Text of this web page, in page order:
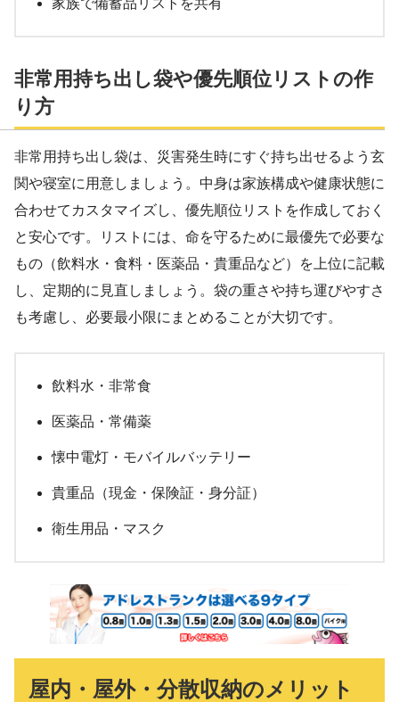
家族で備蓄品リストを共有
非常用持ち出し袋や優先順位リストの作
り方
非常用持ち出し袋は、災害発生時にすぐ持ち出せるよう玄
関や寝室に用意しましょう。中身は家族構成や健康状態に
合わせてカスタマイズし、優先順位リストを作成しておく
と安心です。リストには、命を守るために最優先で必要な
もの（飲料水・食料・医薬品・貴重品など）を上位に記載
し、定期的に見直しましょう。袋の重さや持ち運びやすさ
も考慮し、必要最小限にまとめることが大切です。
飲料水・非常食
医薬品・常備薬
懐中電灯・モバイルバッテリー
貴重品（現金・保険証・身分証）
衛生用品・マスク
屋内・屋外・分散収納のメリット